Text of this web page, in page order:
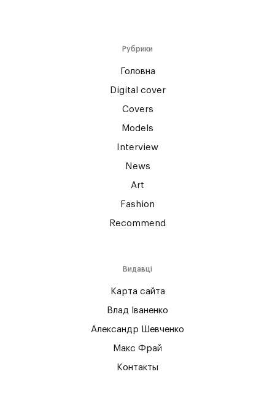
Рубрики
Головна
Digital cover
Covers
Models
Interview
News
Art
Fashion
Recommend
Видавці
Карта сайта
Влад Іваненко
Александр Шевченко
Макс Фрай
Контакты